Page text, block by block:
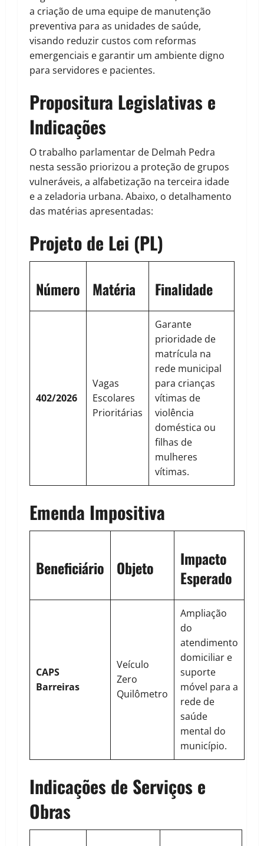
a criação de uma equipe de manutenção
preventiva para as unidades de saúde,
visando reduzir custos com reformas
emergenciais e garantir um ambiente digno
para servidores e pacientes.
Propositura Legislativas e
Indicações
O trabalho parlamentar de Delmah Pedra
nesta sessão priorizou a proteção de grupos
vulneráveis, a alfabetização na terceira idade
e a zeladoria urbana. Abaixo, o detalhamento
das matérias apresentadas:
Projeto de Lei (PL)
Número Matéria Finalidade
402/2026
Vagas
Escolares
Prioritárias
Garante
prioridade de
matrícula na
rede municipal
para crianças
vítimas de
violência
doméstica ou
filhas de
mulheres
vítimas.
Emenda Impositiva
Beneficiário Objeto
Impacto
Esperado
CAPS
Barreiras
Veículo
Zero
Quilômetro
Ampliação
do
atendimento
domiciliar e
suporte
móvel para a
rede de
saúde
mental do
município.
Indicações de Serviços e
Obras